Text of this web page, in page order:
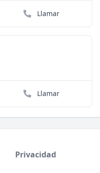
Llamar
Llamar
Privacidad